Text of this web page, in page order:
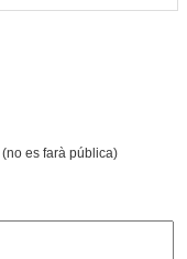
es farà pública)